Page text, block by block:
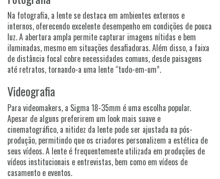
Na fotografia, a lente se destaca em ambientes externos e
internos, oferecendo excelente desempenho em condições de pouca
luz. A abertura ampla permite capturar imagens nítidas e bem
iluminadas, mesmo em situações desafiadoras. Além disso, a faixa
de distância focal cobre necessidades comuns, desde paisagens
até retratos, tornando-a uma lente “tudo-em-um”.
Videografia
Para videomakers, a Sigma 18-35mm é uma escolha popular.
Apesar de alguns preferirem um look mais suave e
cinematográfico, a nitidez da lente pode ser ajustada na pós-
produção, permitindo que os criadores personalizem a estética de
seus vídeos. A lente é frequentemente utilizada em produções de
vídeos institucionais e entrevistas, bem como em vídeos de
casamento e eventos.